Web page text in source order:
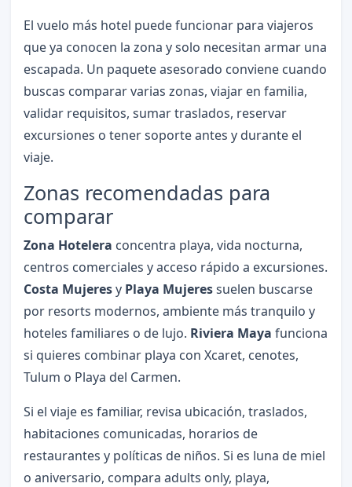
El vuelo más hotel puede funcionar para viajeros
que ya conocen la zona y solo necesitan armar una
escapada. Un paquete asesorado conviene cuando
buscas comparar varias zonas, viajar en familia,
validar requisitos, sumar traslados, reservar
excursiones o tener soporte antes y durante el
viaje.
Zonas recomendadas para
comparar
Zona Hotelera concentra playa, vida nocturna,
centros comerciales y acceso rápido a excursiones.
Costa Mujeresy Playa Mujeressuelen buscarse
por resorts modernos, ambiente más tranquilo y
hoteles familiares o de lujo. Riviera Maya funciona
si quieres combinar playa con Xcaret, cenotes,
Tulum o Playa del Carmen.
Si el viaje es familiar, revisa ubicación, traslados,
habitaciones comunicadas, horarios de
restaurantes y políticas de niños. Si es luna de miel
o aniversario, compara adults only, playa,